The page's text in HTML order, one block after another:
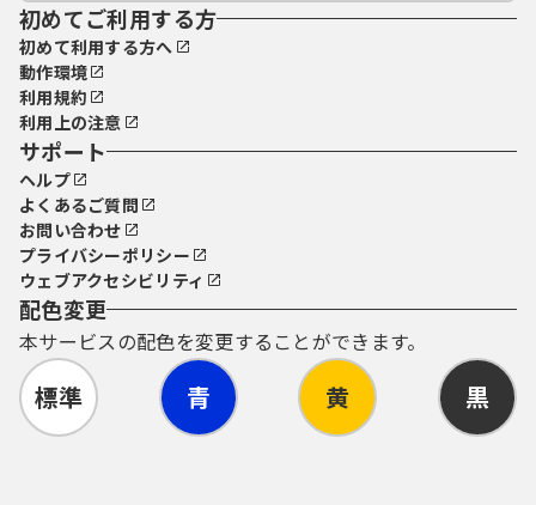
初めてご利用する方
初めて利用する方へ
動作環境
利用規約
利用上の注意
サポート
ヘルプ
よくあるご質問
お問い合わせ
プライバシーポリシー
ウェブアクセシビリティ
配色変更
本サービスの配色を変更することができます。
標準 青 黄 黒